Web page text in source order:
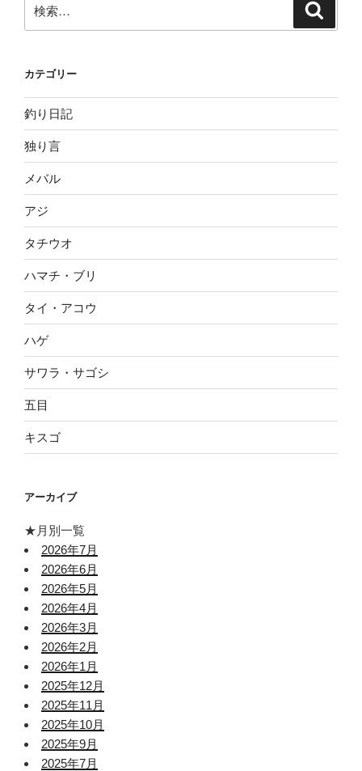
索:
カテゴリー
釣り日記
独り言
メバル
アジ
タチウオ
ハマチ・ブリ
タイ・アコウ
ハゲ
サワラ・サゴシ
五目
キスゴ
アーカイブ
★月別一覧
2026年7月
2026年6月
2026年5月
2026年4月
2026年3月
2026年2月
2026年1月
2025年12月
2025年11月
2025年10月
2025年9月
2025年7月